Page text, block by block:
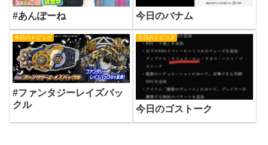
#あんぽーね 今日のバナム
今日のトピック
#ファンタジーレイズバッ
クル
今日のトピック
今日のゴストーク